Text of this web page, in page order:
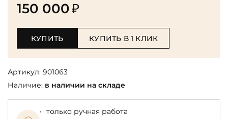
150 000₽
КУПИТЬ КУПИТЬ В 1 КЛИК
Артикул: 901063
Наличие: в наличии на складе
только ручная работа